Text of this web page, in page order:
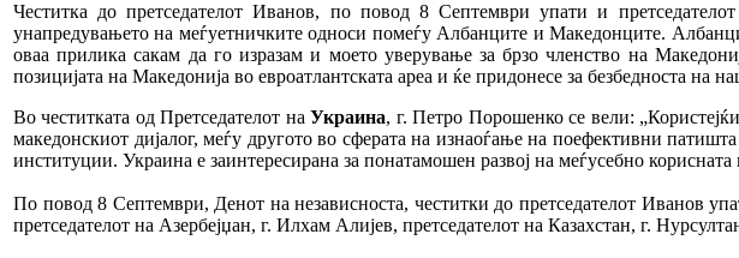
Честитка до претседателот Иванов, по повод 8 Септември упати и
унапредувањето на меѓуетничките односи помеѓу Албанците и Македонците.
оваа прилика сакам да го изразам и моето уверување за брзо членство на
позицијата на Македонија во евроатлантската ареа и ќе придонесе за безбедноста на
Во честитката од Претседателот наУкраина, г. Петро Порошенко се вели:
македонскиот дијалог, меѓу другото во сферата на изнаоѓање на поефективни
институции. Украина е заинтересирана за понатамошен развој на меѓусебно
По повод 8 Септември, Денот на независноста, честитки до претседателот Иванов
претседателот на Азербејџан, г. Илхам Алијев, претседателот на Казахстан, г.